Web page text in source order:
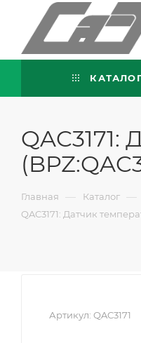
Главная — Каталог —
QAC3171: Датчик
Артикул: QAC3171